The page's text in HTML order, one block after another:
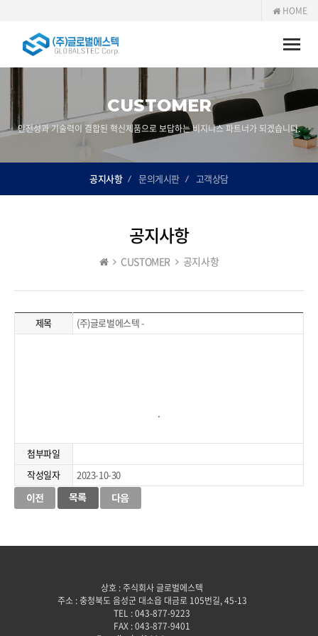
HOME
Toggle
CUSTOMER
안전성과 기술력이 결합된 혁신제품으로 보답하는 비지니스 파트너가 되겠습니다.
공지사항 문의게시판 고객상담
공지사항
CUSTOMER 공지사항
제목 (주)글로벌에스텍 -
.
첨부파일
작성일자
2023-10-30
상호 : 주식회사 글로벌에스텍
주소 : 충청북도 음성군 대소읍 대금로 105번길, 45-13
TEL : 043-877-9223
FAX : 043-877-9401